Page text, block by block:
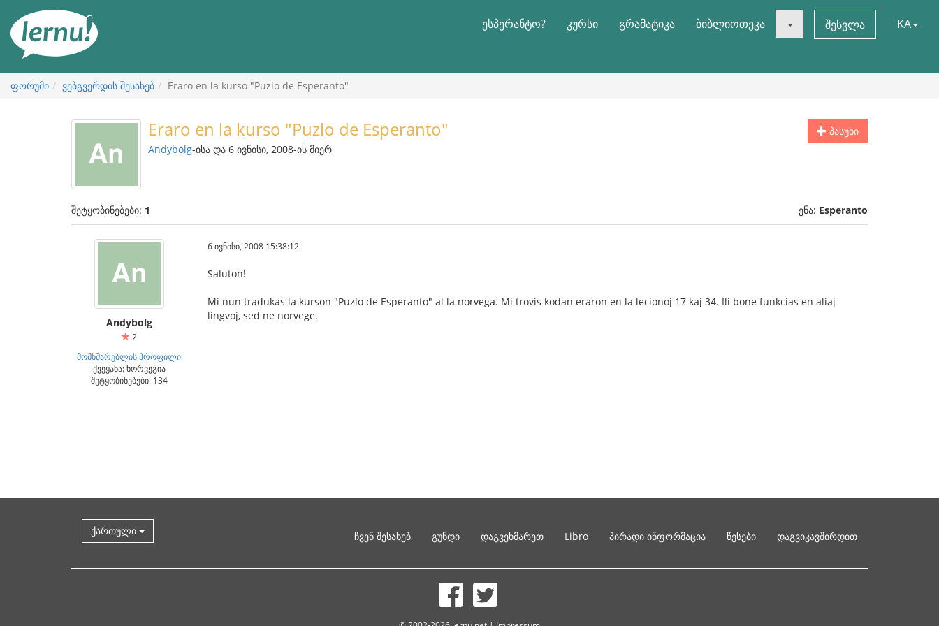
ნახვა
ესპერანტო? კურსი გრამატიკა ბიბლიოთეკა შესვლა KA
ფორუმი ვებგვერდის შესახებ Eraro en la kurso "Puzlo de Esperanto"
პასუხი
Eraro en la kurso "Puzlo de Esperanto"
Andybolg-ისა და 6 ივნისი, 2008-ის მიერ
შეტყობინებები: 1 ენა: Esperanto
Andybolg
2
მომხმარებლის პროფილი
ქვეყანა: ნორვეგია
შეტყობინებები: 134
6 ივნისი, 2008 15:38:12
Saluton!
Mi nun tradukas la kurson "Puzlo de Esperanto" al la norvega. Mi trovis kodan eraron en la lecionoj 17 kaj 34. Ili bone funkcias en aliaj
lingvoj, sed ne norvege.
ქართული ჩვენ შესახებ გუნდი დაგვეხმარეთ Libro პირადი ინფორმაცია წესები დაგვიკავშირდით